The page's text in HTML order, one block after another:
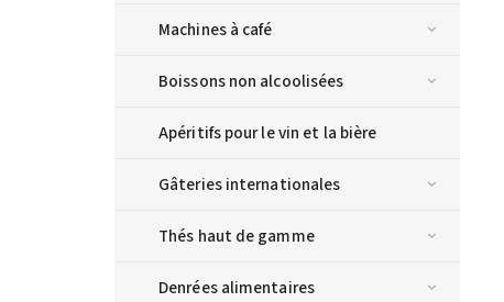
Machines à café
Boissons non alcoolisées
Apéritifs pour le vin et la bière
Gâteries internationales
Thés haut de gamme
Denrées alimentaires